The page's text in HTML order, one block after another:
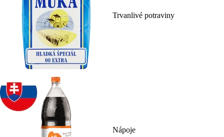
Trvanlivé potraviny
Nápoje